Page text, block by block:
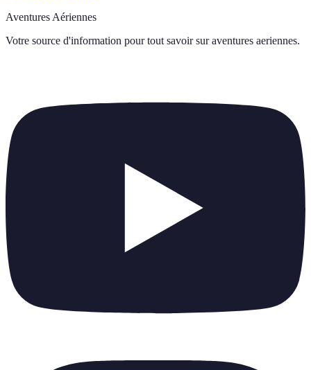
Aventures Aériennes
Votre source d'information pour tout savoir sur aventures aeriennes.